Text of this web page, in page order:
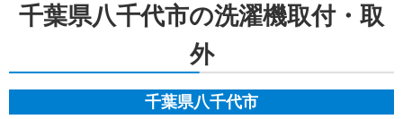
千葉県八千代市の洗濯機取付・取
外
千葉県八千代市